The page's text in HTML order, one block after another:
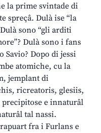
la prime svintade di
spreçâ. Dulà ise “la
sono “gli arditi
Dulà sono i fans
Savio? Dopo di jessi
atomiche, cu la
jemplant di
ricreatoris, glesiis,
e innaturâl
tal nassi.
fra i Furlans e